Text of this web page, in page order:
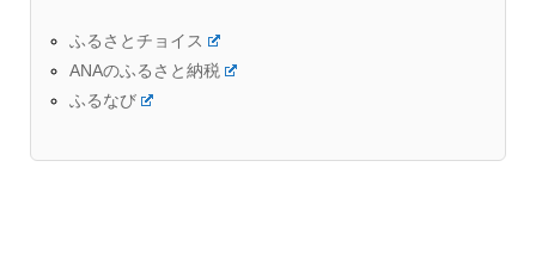
ふるさとチョイス
ANAのふるさと納税
ふるなび